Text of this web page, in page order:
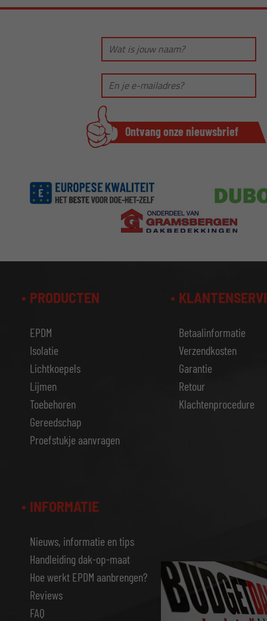
PRODUCTEN
EPDM
Isolatie
Lichtkoepels
Lijmen
Toebehoren
Gereedschap
Proefstukje aanvragen
Betaalinformatie
Verzendkosten
Garantie
Retour
Klachtenprocedure
INFORMATIE
Nieuws, informatie en tips
Handleiding dak-op-maat
Hoe werkt EPDM aanbrengen?
Reviews
FAQ